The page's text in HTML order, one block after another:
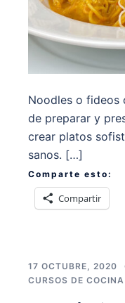
Noodles o fideos
de preparar y
crear platos
sanos. […]
Comparte esto:
Compartir
17 OCTUBRE, 2020
CURSOS DE